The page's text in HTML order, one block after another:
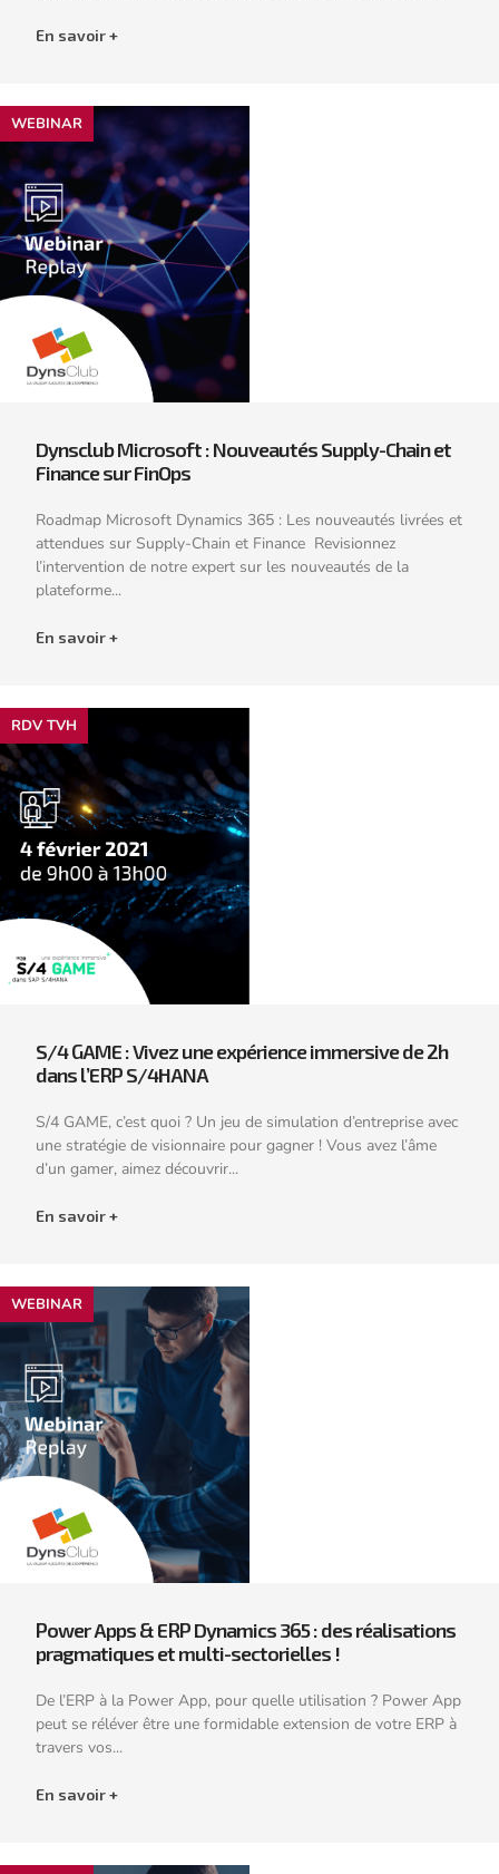
En savoir +
WEBINAR
Dynsclub Microsoft : Nouveautés Supply-Chain et
Finance sur FinOps
Roadmap Microsoft Dynamics 365 : Les nouveautés livrées et
attendues sur Supply-Chain et Finance Revisionnez
l’intervention de notre expert sur les nouveautés de la
plateforme...
En savoir +
RDV TVH
S/4 GAME : Vivez une expérience immersive de 2h
dans l’ERP S/4HANA
S/4 GAME, c’est quoi ? Un jeu de simulation d’entreprise avec
une stratégie de visionnaire pour gagner ! Vous avez l’âme
d’un gamer, aimez découvrir...
En savoir +
WEBINAR
Power Apps & ERP Dynamics 365 : des réalisations
pragmatiques et multi-sectorielles !
De l’ERP à la Power App, pour quelle utilisation ? Power App
peut se réléver être une formidable extension de votre ERP à
travers vos...
En savoir +